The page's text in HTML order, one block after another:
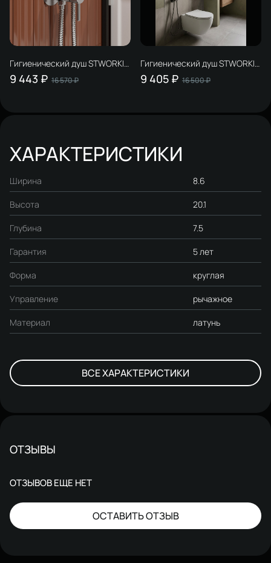
Гигиенический душ STWORKI
Хельсинки HFHS52000 со
смесителем, С ВНУТРЕННЕЙ
9 443 ₽ 16 570 ₽
Гигиенический душ STWORKI
Вестерос S26150GB со
смесителем, С ВНУТРЕННЕЙ
9 405 ₽ 16 500 ₽
ХАРАКТЕРИСТИКИ
Ширина 8.6
Высота 20.1
Глубина 7.5
Гарантия 5 лет
Форма круглая
Управление рычажное
Материал латунь
ВСЕ ХАРАКТЕРИСТИКИ
ОТЗЫВЫ
ОТЗЫВОВ ЕЩЕ НЕТ
ОСТАВИТЬ ОТЗЫВ